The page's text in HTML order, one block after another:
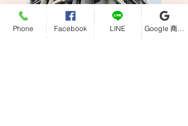
Phone Facebook LINE